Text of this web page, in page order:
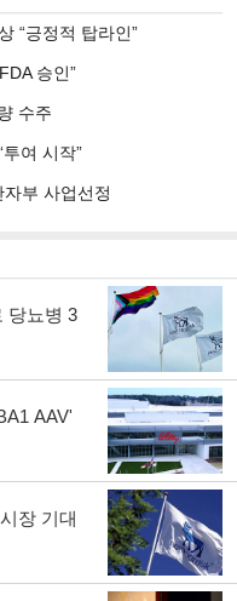
“긍정적 탑라인”
승인”
수주
여 시작”
자부 사업선정
당뇨병 3
AAV'
장 기대